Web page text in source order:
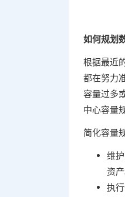
如何规划
根据最近
都在努力
容量过多
中心容量
简化容量
维
资
执